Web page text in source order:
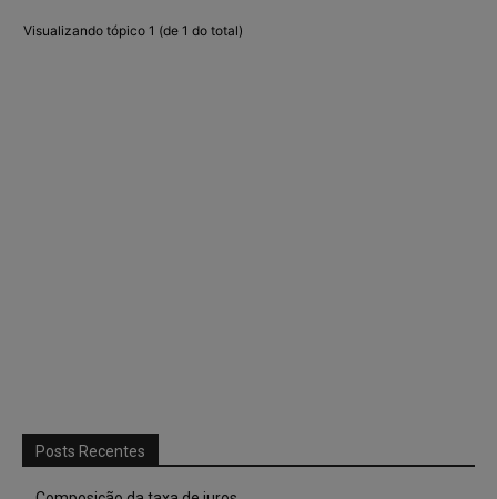
Visualizando tópico 1 (de 1 do total)
Posts Recentes